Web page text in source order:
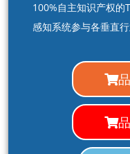
100%自主知识产权的
感知系统参与各垂直